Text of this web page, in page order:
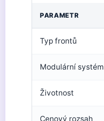
PARAMETR
Typ frontů
Modulární systém
Životnost
Cenový rozsah